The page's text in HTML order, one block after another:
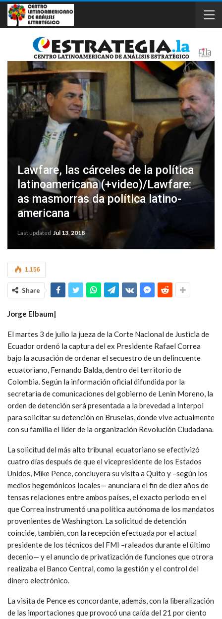
Lawfare, las cárceles de la política
latinoamericana (+video)/Lawfare:
as masmorras da política latino-
americana
Last updated Jul 13, 2018
1.156
Share
Jorge Elbaum|
El martes 3 de julio la jueza de la Corte Nacional de Justicia de
Ecuador ordenó la captura del ex Presidente Rafael Correa
bajo la acusación de ordenar el secuestro de un delincuente
ecuatoriano, Fernando Balda, dentro del territorio de
Colombia. Según la información oficial difundida por la
secretaria de comunicaciones del gobierno de Lenin Moreno, la
orden de detención será presentada a la brevedad a Interpol
para solicitar su detención en Bruselas, donde vive actualmente
con su familia el líder de la organización Revolución Ciudadana.
La solicitud del más alto tribunal ecuatoriano se efectivizó
cuatro días después de que el vicepresidente de los Estados
Unidos, Mike Pence, concluyera su visita a Quito y –según los
medios hegemónicos locales— anunciara el fin de diez años de
tensas relaciones entre ambos países, el exacto periodo en el
que Correa instrumentó una política autónoma de los mandatos
provenientes de Washington. La solicitud de detención
coincide, también, con la recepción efectuada por el actual
presidente de los técnicos del FMI –raleados durante el último
decenio— y el anuncio de privatización de funciones que otrora
realizaba el Banco Central, como la gestión y el control del
dinero electrónico.
La visita de Pence es concordante, además, con la liberalización
de las importaciones que provocó una caída del 21 por ciento